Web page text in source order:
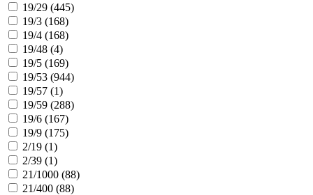
19/29 (445)
19/3 (168)
19/4 (168)
19/48 (4)
19/5 (169)
19/53 (944)
19/57 (1)
19/59 (288)
19/6 (167)
19/9 (175)
2/19 (1)
2/39 (1)
21/1000 (88)
21/400 (88)